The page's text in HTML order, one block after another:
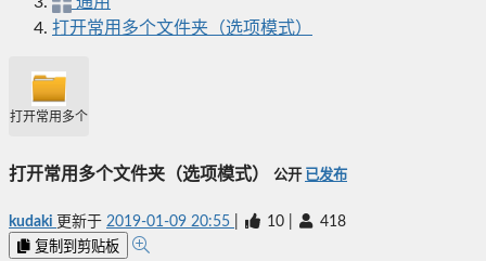
打开常用多个文件夹（选项模式）
打开常用多个文件夹（选项模式）
打开常用多个文件夹（选项模式） 公开 已发布
kudaki 更新于 2019-01-09 20:55 10 418
复制到剪贴板